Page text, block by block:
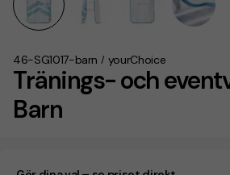
Tränings- och
Barn
46-SG1017-barn / yourChoice